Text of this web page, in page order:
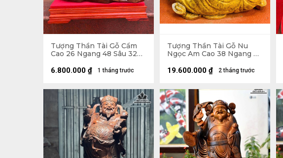
Tượng Thần Tài Gỗ Cẩm
Cao 26 Ngang 48 Sâu 32
1 tháng trước
6.800.000 ₫
Tượng Thần Tài Gỗ Nu
Ngọc Am Cao 38 Ngang 45
2 tháng trước
19.600.000 ₫